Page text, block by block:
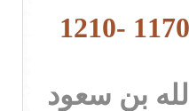
الجيل الثاني ( 1170 -1210
بن سعود